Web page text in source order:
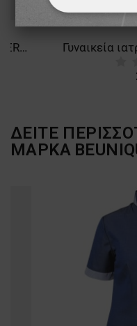
Γυναικεία ιατρική μπλούζα CHEROKEE WRAP WHITE WWE610
ΔΕΙΤΕ
ΜΑΡΚΑ